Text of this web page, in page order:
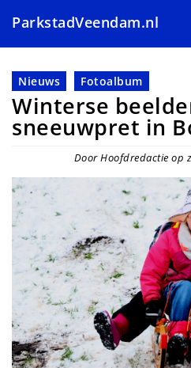
en
naar
de
inhoud
ParkstadVeendam.nl
Nieuws Fotoalbum
Winterse
sneeuwpret in
Door Hoofdredactie op